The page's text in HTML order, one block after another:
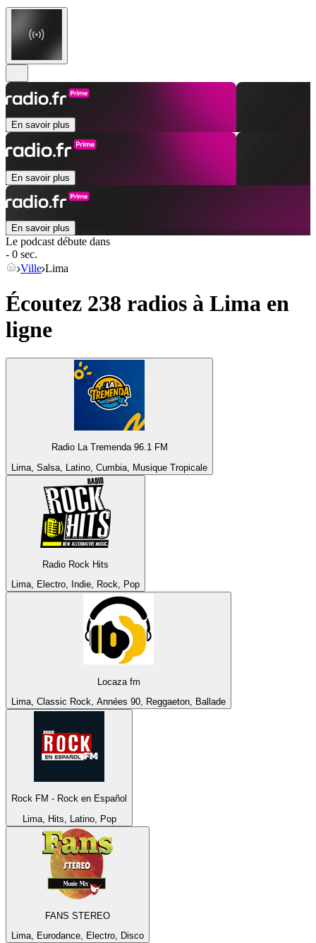
En savoir plus
En savoir plus
En savoir plus
Le podcast débute dans
- 0 sec.
Ville Lima
Écoutez 238 radios à Lima en
ligne
Radio La Tremenda 96.1 FM
Lima, Salsa, Latino, Cumbia, Musique Tropicale
Radio Rock Hits
Lima, Electro, Indie, Rock, Pop
Locaza fm
Lima, Classic Rock, Années 90, Reggaeton, Ballade
Rock FM - Rock en Español
Lima, Hits, Latino, Pop
FANS STEREO
Lima, Eurodance, Electro, Disco